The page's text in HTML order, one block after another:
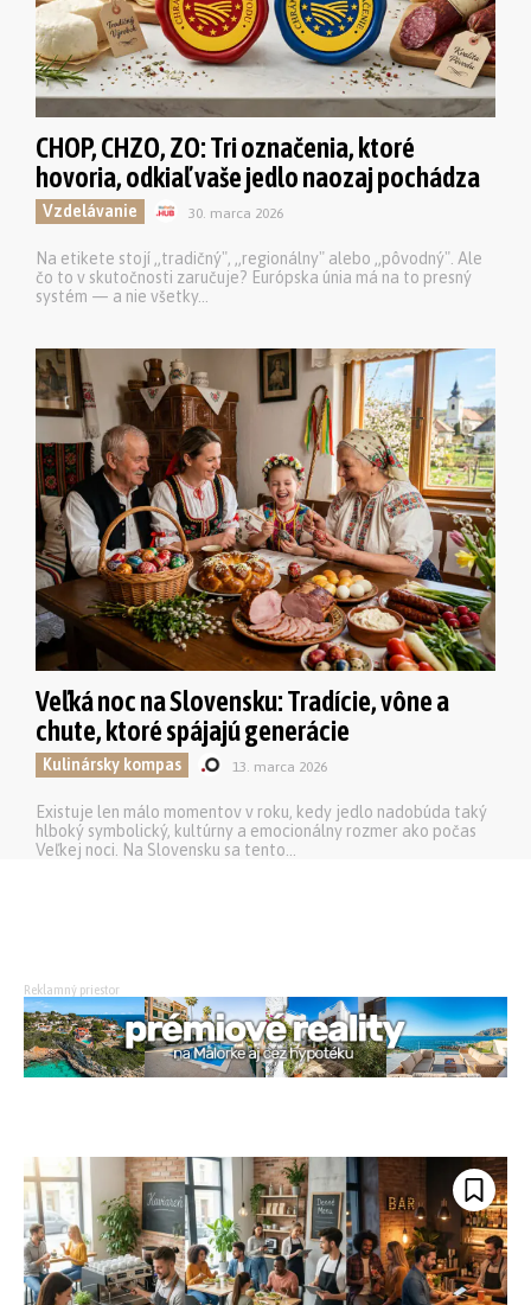
CHOP, CHZO, ZO: Tri označenia, ktoré
hovoria, odkiaľ vaše jedlo naozaj pochádza
Vzdelávanie 30. marca 2026
Na etikete stojí „tradičný", „regionálny" alebo „pôvodný". Ale
čo to v skutočnosti zaručuje? Európska únia má na to presný
systém — a nie všetky...
Veľká noc na Slovensku: Tradície, vône a
chute, ktoré spájajú generácie
Kulinársky kompas 13. marca 2026
Existuje len málo momentov v roku, kedy jedlo nadobúda taký
hlboký symbolický, kultúrny a emocionálny rozmer ako počas
Veľkej noci. Na Slovensku sa tento...
Reklamný priestor